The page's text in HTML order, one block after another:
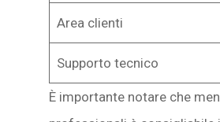
Area clienti
Supporto tecnico
È importante notare che